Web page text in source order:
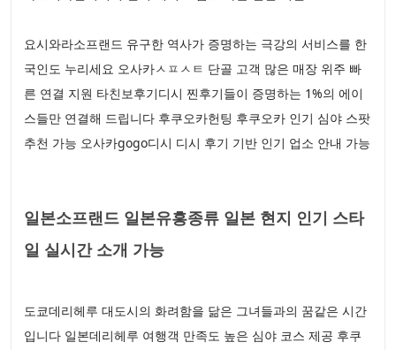
요시와라소프랜드 유구한 역사가 증명하는 극강의 서비스를 한
국인도 누리세요 오사카ㅅㅍㅅㅌ 단골 고객 많은 매장 위주 빠
른 연결 지원 타친보후기디시 찐후기들이 증명하는 1%의 에이
스들만 연결해 드립니다 후쿠오카헌팅 후쿠오카 인기 심야 스팟
추천 가능 오사카gogo디시 디시 후기 기반 인기 업소 안내 가능
일본소프랜드 일본유흥종류 일본 현지 인기 스타
일 실시간 소개 가능
도쿄데리헤루 대도시의 화려함을 닮은 그녀들과의 꿈같은 시간
입니다 일본데리헤루 여행객 만족도 높은 심야 코스 제공 후쿠